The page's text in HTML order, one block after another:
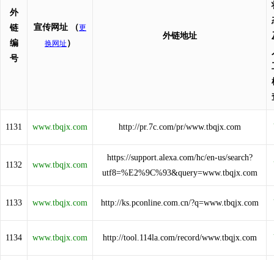
外
链
编
号
宣传网址 （更
换网址 ）
外链地址
1131 www.tbqjx.com http://pr.7c.com/pr/www.tbqjx.com
1132 www.tbqjx.com
https://support.alexa.com/hc/en-us/search?
utf8=%E2%9C%93&query=www.tbqjx.com
1133 www.tbqjx.com http://ks.pconline.com.cn/?q=www.tbqjx.com
1134 www.tbqjx.com http://tool.114la.com/record/www.tbqjx.com